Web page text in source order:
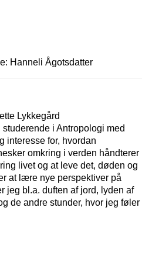
Hanneli Ågotsdatter
Lykkegård
studerende i Antropologi med
interesse for, hvordan
omkring i verden håndterer
livet og at leve det, døden og
at lære nye perspektiver på
jeg bl.a. duften af jord, lyden af
de andre stunder, hvor jeg føler